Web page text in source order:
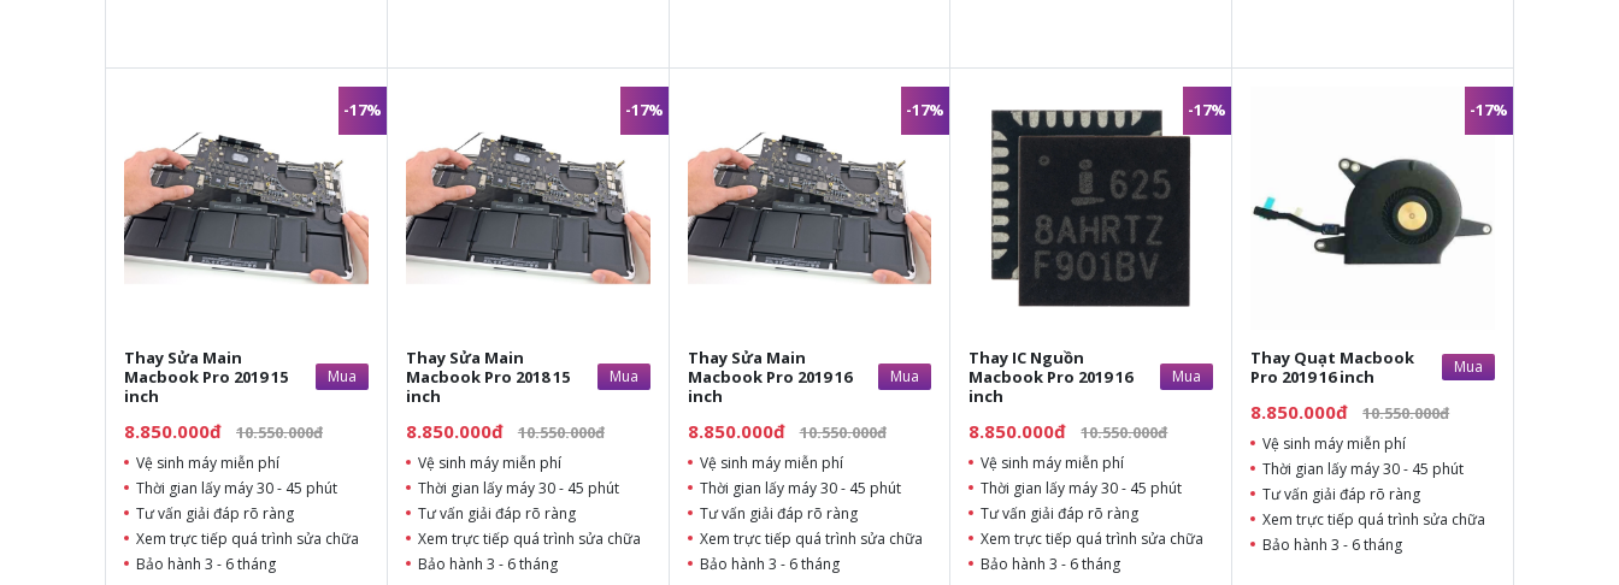
-17%
Thay Sửa Main
Macbook Pro 2019 15
inch
Mua
8.850.000đ 10.550.000đ
Vệ sinh máy miễn phí
Thời gian lấy máy 30 - 45 phút
Tư vấn giải đáp rõ ràng
Xem trực tiếp quá trình sửa chữa
Bảo hành 3 - 6 tháng
-17%
Thay Sửa Main
Macbook Pro 2018 15
inch
Mua
8.850.000đ 10.550.000đ
Vệ sinh máy miễn phí
Thời gian lấy máy 30 - 45 phút
Tư vấn giải đáp rõ ràng
Xem trực tiếp quá trình sửa chữa
Bảo hành 3 - 6 tháng
-17%
Thay Sửa Main
Macbook Pro 2019 16
inch
Mua
8.850.000đ 10.550.000đ
Vệ sinh máy miễn phí
Thời gian lấy máy 30 - 45 phút
Tư vấn giải đáp rõ ràng
Xem trực tiếp quá trình sửa chữa
Bảo hành 3 - 6 tháng
-17%
Thay IC Nguồn
Macbook Pro 2019 16
inch
Mua
8.850.000đ 10.550.000đ
Vệ sinh máy miễn phí
Thời gian lấy máy 30 - 45 phút
Tư vấn giải đáp rõ ràng
Xem trực tiếp quá trình sửa chữa
Bảo hành 3 - 6 tháng
-17%
Thay Quạt Macbook
Pro 2019 16 inch
Mua
8.850.000đ 10.550.000đ
Vệ sinh máy miễn phí
Thời gian lấy máy 30 - 45 phút
Tư vấn giải đáp rõ ràng
Xem trực tiếp quá trình sửa chữa
Bảo hành 3 - 6 tháng